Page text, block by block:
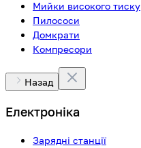
Мийки високого тиску
Пилососи
Домкрати
Компресори
Назад
Електроніка
Зарядні станції